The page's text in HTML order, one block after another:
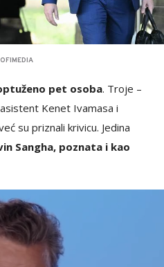
pet osoba. Troje –
Kenet Ivamasa i
su priznali krivicu. Jedina
Sangha, poznata i kao